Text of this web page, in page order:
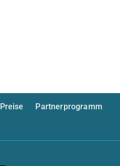
Preise
Partnerprogramm